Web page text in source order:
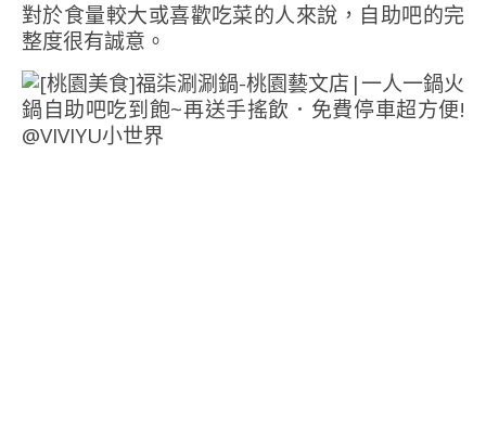
對於食量較大或喜歡吃菜的人來說，自助吧的完
整度很有誠意。